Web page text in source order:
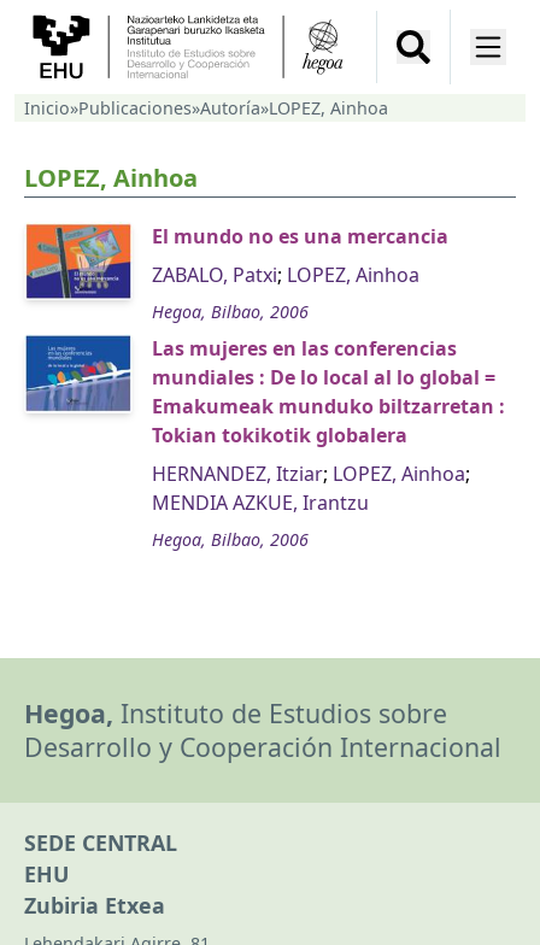
Inicio»Publicaciones»Autoría»LOPEZ, Ainhoa
LOPEZ, Ainhoa
El mundo no es una mercancia
ZABALO, Patxi; LOPEZ, Ainhoa
Hegoa, Bilbao, 2006
Las mujeres en las conferencias
mundiales : De lo local al lo global =
Emakumeak munduko biltzarretan :
Tokian tokikotik globalera
HERNANDEZ, Itziar; LOPEZ, Ainhoa;
MENDIA AZKUE, Irantzu
Hegoa, Bilbao, 2006
Hegoa, Instituto de Estudios sobre
Desarrollo y Cooperación Internacional
SEDE CENTRAL
EHU
Zubiria Etxea